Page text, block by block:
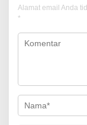
Alamat email Anda
*